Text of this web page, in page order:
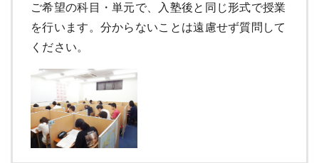
ご希望の科目・単元で、入塾後と同じ形式で授業
を行います。分からないことは遠慮せず質問して
ください。